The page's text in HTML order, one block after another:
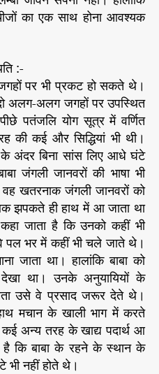
का एक साथ होना आवश्यक
:-
पर भी प्रकट हो सकते थे।
अलग-अलग जगहों पर उपस्थित
पतंजलि योग सूत्र में वर्णित
की कई और सिद्धियां भी थी।
के अंदर बिना सांस लिए आधे घंटे
जंगली जानवरों की भाषा भी
खतरनाक जंगली जानवरों को
झपकते ही हाथ में आ जाता था
जाता है कि उनको कहीं भी
पल भर में कहीं भी चले जाते थे।
जाता था। हालांकि बाबा को
था। उनके अनुयायियों के
उसे वे प्रसाद जरूर देते थे।
मचान के खाली भाग में करते
अन्य तरह के खाद्य पदार्थ आ
है कि बाबा के रहने के स्थान के
नहीं होते थे।